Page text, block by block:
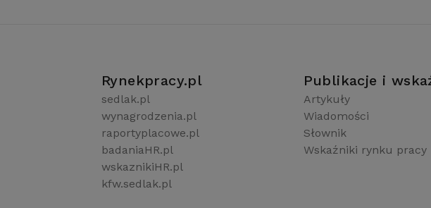
Rynekpracy.pl
sedlak.pl
wynagrodzenia.pl
raportyplacowe.pl
badaniaHR.pl
wskaznikiHR.pl
kfw.sedlak.pl
Publikacje i
Artykuły
Wiadomości
Słownik
Wskaźniki rynku pracy